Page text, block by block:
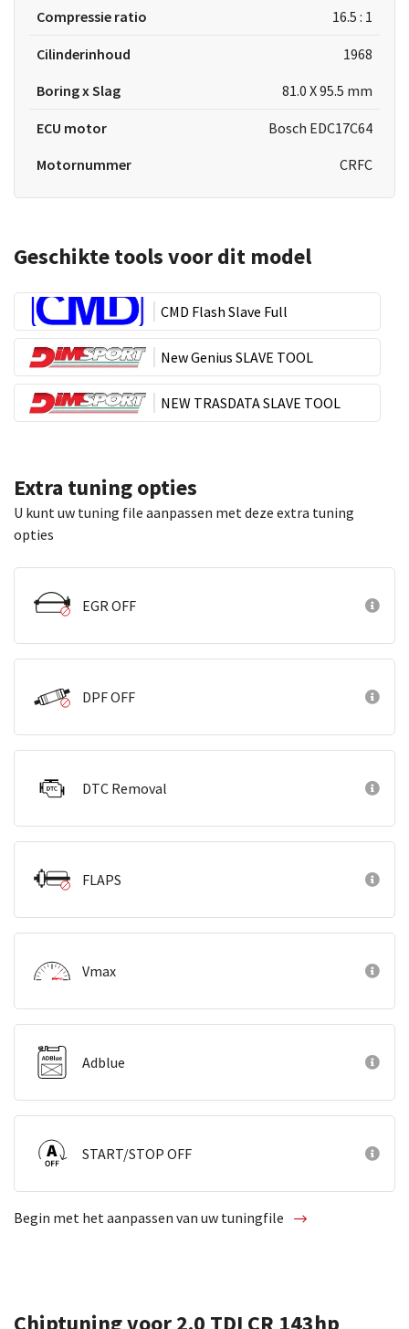
Compressie ratio
16.5 : 1
Cilinderinhoud
1968
Boring x Slag
81.0 X 95.5 mm
ECU motor
Bosch EDC17C64
Motornummer
CRFC
Geschikte tools voor dit model
CMD Flash Slave Full
New Genius SLAVE TOOL
NEW TRASDATA SLAVE TOOL
Extra tuning opties
U kunt uw tuning file aanpassen met deze extra tuning
opties
EGR OFF
DPF OFF
DTC Removal
FLAPS
Vmax
Adblue
START/STOP OFF
Begin met het aanpassen van uw tuningfile
Chiptuning voor 2.0 TDI CR 143hp